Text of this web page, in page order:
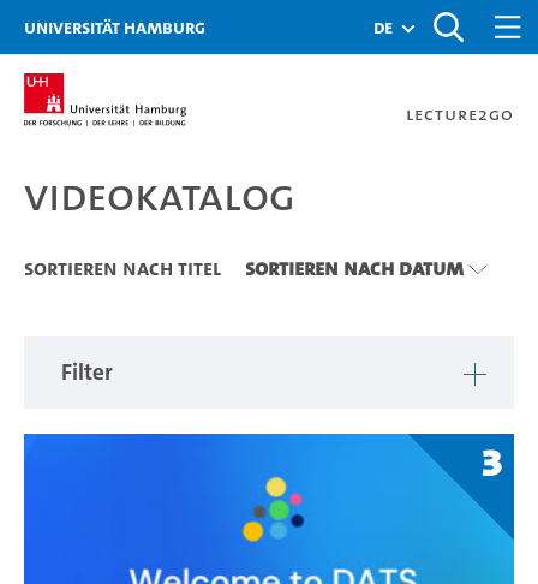
Zu den Filtern
Zur Metanavigation
Zur Hauptnavigation
Zur Suche
Zum Inhalt
Zum Seitenfuss
Universität Hamburg de
Lecture2Go
Videokatalog
Videokatalog
Sortieren nach Titel Sortieren nach Datum
Filter
3